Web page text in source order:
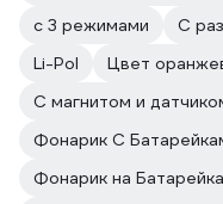
с 3 режимами
С
Li-Pol
Цвет
С магнитом и
Фонарик С
Фонарик на